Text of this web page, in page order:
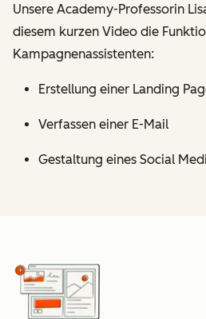
Unsere Academy-Professorin
diesem kurzen Video die
Kampagnenassistenten:
Erstellung einer Landing
Verfassen einer E-Mail
Gestaltung eines Social